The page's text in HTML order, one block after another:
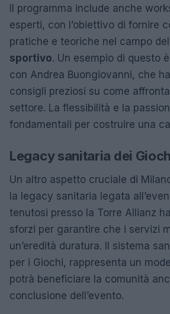
Il programma include anche
esperti, con l’obiettivo di fornire
pratiche e teoriche nel campo del
sportivo. Un esempio di questo
con Andrea Buongiovanni, che
consigli preziosi su come
settore. La flessibilità e la
fondamentali per costruire una
Legacy sanitaria dei
Un altro aspetto cruciale di
la legacy sanitaria legata
tenutosi presso la Torre Allianz
sforzi per garantire che i servizi
un’eredità duratura. Il sistema
per i Giochi, rappresenta un
potrà beneficiare la comunità
conclusione dell’evento.